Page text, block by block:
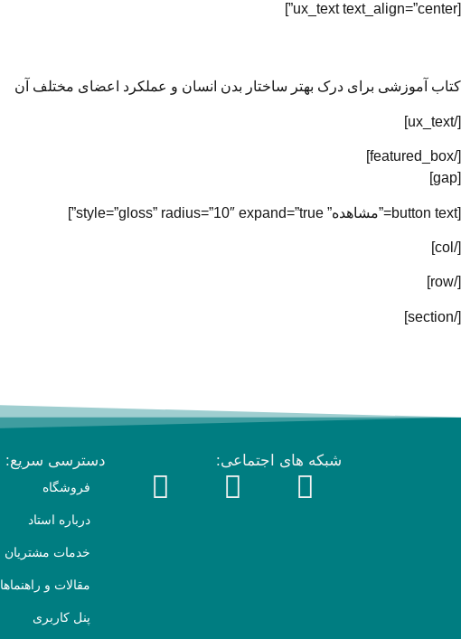
[ux_text text_align=”center”]
کتاب آموزشی برای درک بهتر ساختار بدن انسان و عملکرد اعضای مختلف آن
[/ux_text]
[/featured_box]
[gap]
[button text=”مشاهده” style=”gloss” radius=”10″ expand=”true”]
[/col]
[/row]
[/section]
شبکه های اجتماعی: دسترسی سریع:
فروشگاه
درباره استاد
خدمات مشتریان
مقالات و راهنماها
پنل کاربری